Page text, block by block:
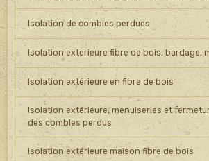
Isolation de combles perdues
Isolation exterieure fibre de bois, bardage,
Isolation extérieure en fibre de bois
Isolation extérieure, menuiseries et
des combles perdus
Isolation extérieure maison fibre de bois